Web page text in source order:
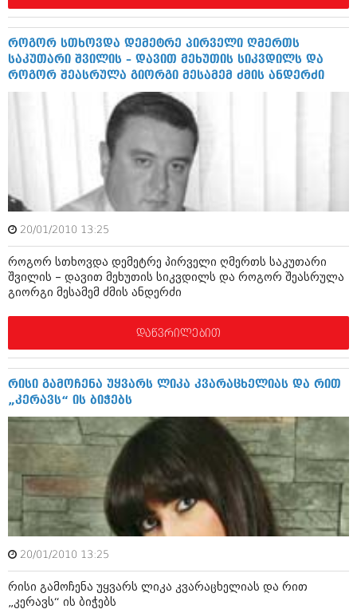
გვარები
თემიდას სასწორი
კალეიდოსკოპი
ჰოროსკოპი და შეუცნობელი
რომანი და დეტექტივი
სახალისო ამბები
შოუბიზნესი
დაიჯესტი
ისტორია
სხვადასხვა
აგვისტო 2018 (162)
ივლისი 2018 (223)
ივნისი 2018 (244)
მაისი 2018 (211)
მარტი 2018 (256)
იანვარი 2018 (215)
კალეიდოსკოპი
ჰოროსკოპი და შეუცნობელი
კრიმინალი
რომანი და დეტექტივი
სახალისო ამბები
შოუბიზნესი
დაიჯესტი
ქალი და მამაკაცი
ისტორია
ოქტომბერი 2020 (209)
სექტემბერი 2020 (204)
აგვისტო 2020 (249)
ივლისი 2020 (204)
ივნისი 2020 (249)
არქივის ზომის ნახვა
როგორ სთხოვდა დემეტრე პირველი ღმერთს
საკუთარი შვილის – დავით მეხუთის სიკვდილს და
როგორ შეასრულა გიორგი მესამემ ძმის ანდერძი
20/01/2010 13:25
როგორ სთხოვდა დემეტრე პირველი ღმერთს საკუთარი
შვილის – დავით მეხუთის სიკვდილს და როგორ შეასრულა
გიორგი მესამემ ძმის ანდერძი
დაწვრილებით
რისი გამოჩენა უყვარს ლიკა კვარაცხელიას და რით
„კერავს“ ის ბიჭებს
20/01/2010 13:25
რისი გამოჩენა უყვარს ლიკა კვარაცხელიას და რით
„კერავს“ ის ბიჭებს